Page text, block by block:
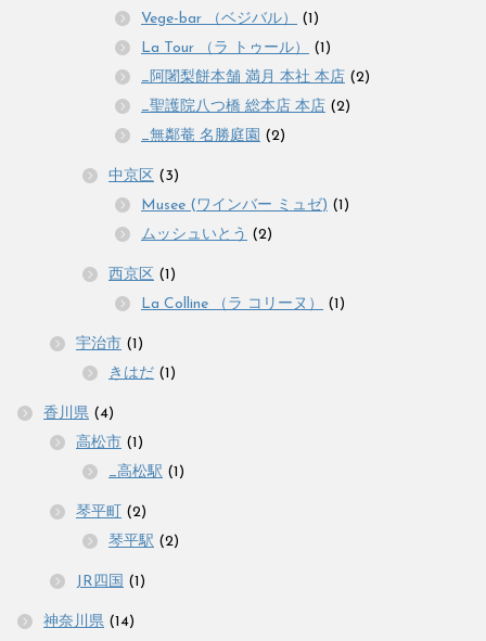
Vege-bar （ベジバル）
(1)
La Tour （ラ トゥール）
(1)
_阿闍梨餅本舗 満月 本社 本店 (2)
_聖護院八つ橋 総本店 本店 (2)
_無鄰菴 名勝庭園 (2)
中京区 (3)
Musee (ワインバー ミュゼ) (1)
ムッシュいとう (2)
西京区 (1)
La Colline （ラ コリーヌ）
(1)
宇治市 (1)
きはだ (1)
香川県 (4)
高松市 (1)
_高松駅 (1)
琴平町 (2)
琴平駅 (2)
JR四国 (1)
神奈川県 (14)